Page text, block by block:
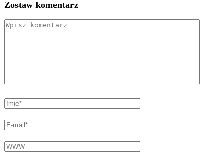
Zostaw komentarz